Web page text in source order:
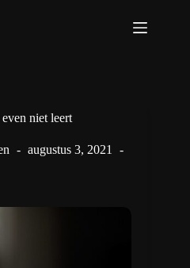
niet leert
augustus 3, 2021